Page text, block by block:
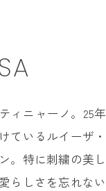
ィニャーノ。25年
ているルイーザ・
。特に刺繍の美し
らしさを忘れない